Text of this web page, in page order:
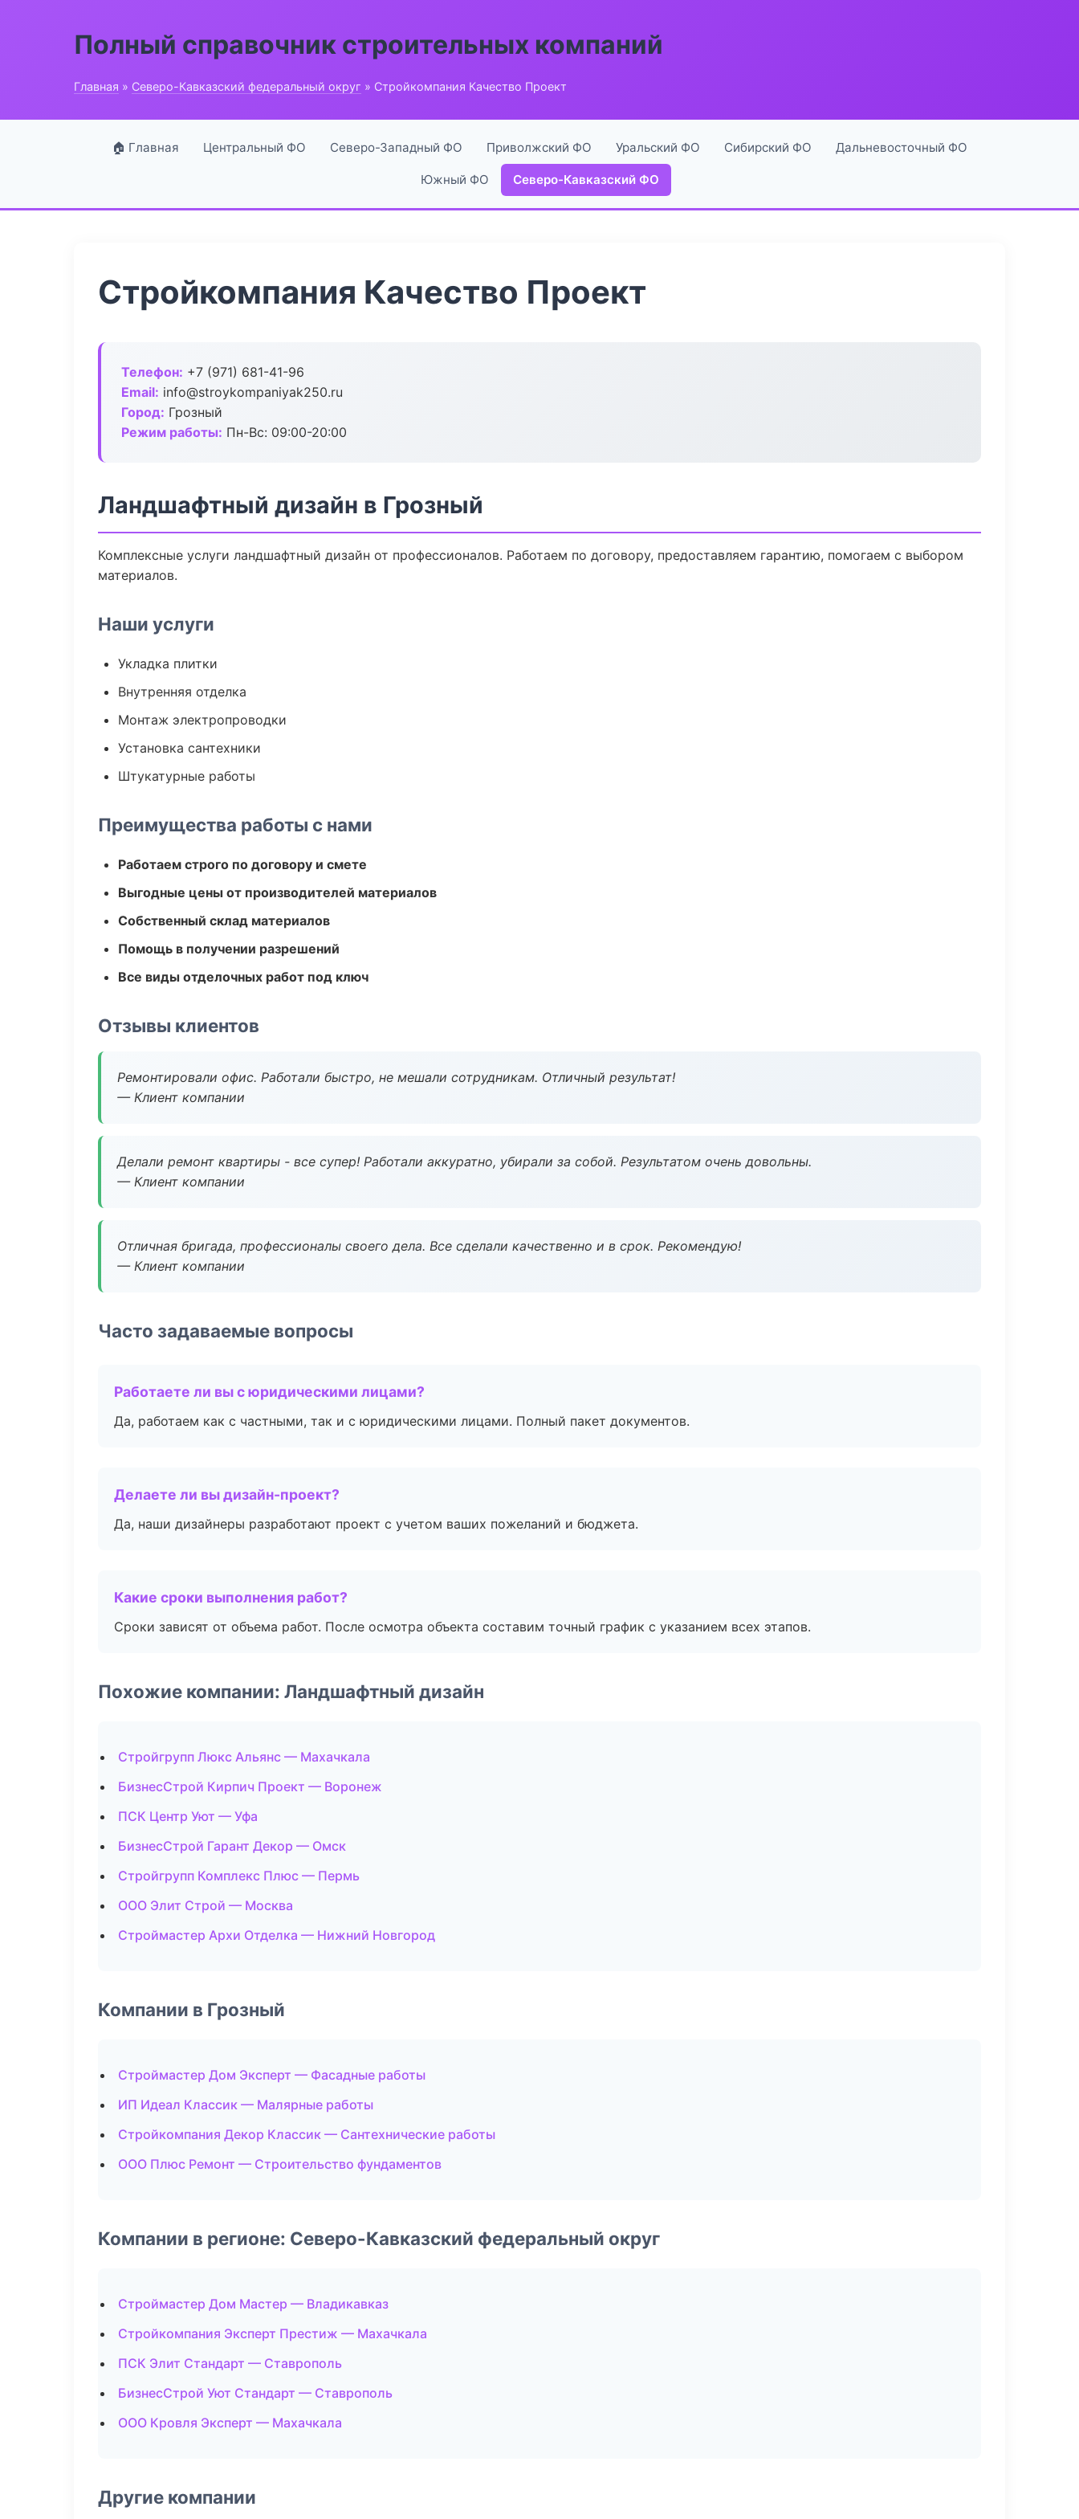
Полный справочник строительных компаний
Главная » Северо-Кавказский федеральный округ » Стройкомпания Качество Проект
🏠 Главная Центральный ФО Северо-Западный ФО Приволжский ФО Уральский ФО Сибирский ФО Дальневосточный ФО
Южный ФО Северо-Кавказский ФО
Стройкомпания Качество Проект
Телефон: +7 (971) 681-41-96
Email: info@stroykompaniyak250.ru
Город: Грозный
Режим работы: Пн-Вс: 09:00-20:00
Ландшафтный дизайн в Грозный
Комплексные услуги ландшафтный дизайн от профессионалов. Работаем по договору, предоставляем гарантию, помогаем с выбором
материалов.
Наши услуги
Укладка плитки
Внутренняя отделка
Монтаж электропроводки
Установка сантехники
Штукатурные работы
Преимущества работы с нами
Работаем строго по договору и смете
Выгодные цены от производителей материалов
Собственный склад материалов
Помощь в получении разрешений
Все виды отделочных работ под ключ
Отзывы клиентов
Ремонтировали офис. Работали быстро, не мешали сотрудникам. Отличный результат!
— Клиент компании
Делали ремонт квартиры - все супер! Работали аккуратно, убирали за собой. Результатом очень довольны.
— Клиент компании
Отличная бригада, профессионалы своего дела. Все сделали качественно и в срок. Рекомендую!
— Клиент компании
Часто задаваемые вопросы
Работаете ли вы с юридическими лицами?
Да, работаем как с частными, так и с юридическими лицами. Полный пакет документов.
Делаете ли вы дизайн-проект?
Да, наши дизайнеры разработают проект с учетом ваших пожеланий и бюджета.
Какие сроки выполнения работ?
Сроки зависят от объема работ. После осмотра объекта составим точный график с указанием всех этапов.
Похожие компании: Ландшафтный дизайн
Стройгрупп Люкс Альянс — Махачкала
БизнесСтрой Кирпич Проект — Воронеж
ПСК Центр Уют — Уфа
БизнесСтрой Гарант Декор — Омск
Стройгрупп Комплекс Плюс — Пермь
ООО Элит Строй — Москва
Строймастер Архи Отделка — Нижний Новгород
Компании в Грозный
Строймастер Дом Эксперт — Фасадные работы
ИП Идеал Классик — Малярные работы
Стройкомпания Декор Классик — Сантехнические работы
ООО Плюс Ремонт — Строительство фундаментов
Компании в регионе: Северо-Кавказский федеральный округ
Строймастер Дом Мастер — Владикавказ
Стройкомпания Эксперт Престиж — Махачкала
ПСК Элит Стандарт — Ставрополь
БизнесСтрой Уют Стандарт — Ставрополь
ООО Кровля Эксперт — Махачкала
Другие компании